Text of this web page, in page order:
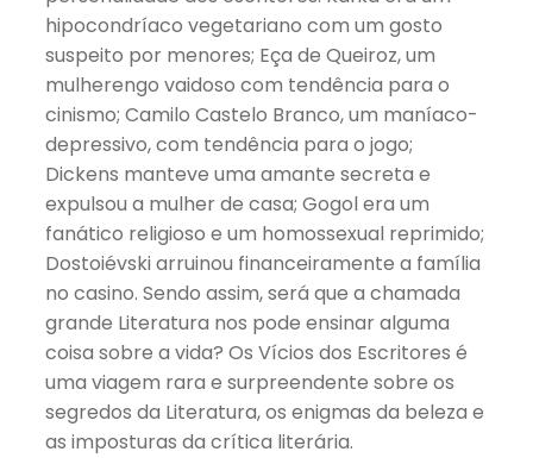
hipocondríaco vegetariano com um gosto
suspeito por menores; Eça de Queiroz, um
mulherengo vaidoso com tendência para o
cinismo; Camilo Castelo Branco, um maníaco-
depressivo, com tendência para o jogo;
Dickens manteve uma amante secreta e
expulsou a mulher de casa; Gogol era um
fanático religioso e um homossexual reprimido;
Dostoiévski arruinou financeiramente a família
no casino. Sendo assim, será que a chamada
grande Literatura nos pode ensinar alguma
coisa sobre a vida? Os Vícios dos Escritores é
uma viagem rara e surpreendente sobre os
segredos da Literatura, os enigmas da beleza e
as imposturas da crítica literária.